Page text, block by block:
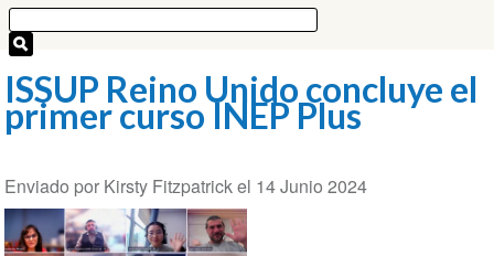
ISSUP Reino Unido concluye el
primer curso INEP Plus
Enviado por Kirsty Fitzpatrickel 14 Junio 2024